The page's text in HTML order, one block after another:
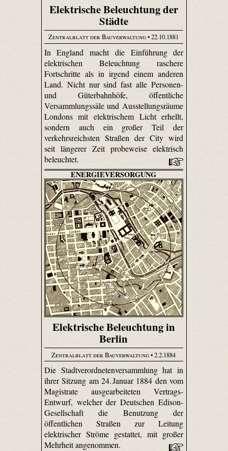
Elektrische Beleuchtung der
Städte
Zentralblatt der Bauverwaltung• 22.10.1881
In England macht die Einführung der
elektrischen Beleuchtung raschere
Fortschritte als in irgend einem anderen
Land. Nicht nur sind fast alle Personen-
und Güterbahnhöfe, öffentliche
Versammlungssäle und Ausstellungsräume
Londons mit elektrischem Licht erhellt,
sondern auch ein großer Teil der
verkehrsreichsten Straßen der City wird
seit längerer Zeit probeweise elektrisch
beleuchtet.
ENERGIEVERSORGUNG
Elektrische Beleuchtung in
Berlin
Zentralblatt der Bauverwaltung• 2.2.1884
Die Stadtverordnetenversammlung hat in
ihrer Sitzung am 24. Januar 1884 den vom
Magistrate ausgearbeiteten Vertrags-
Entwurf, welcher der Deutschen Edison-
Gesellschaft die Benutzung der
öffentlichen Straßen zur Leitung
elektrischer Ströme gestattet, mit großer
Mehrheit angenommen.